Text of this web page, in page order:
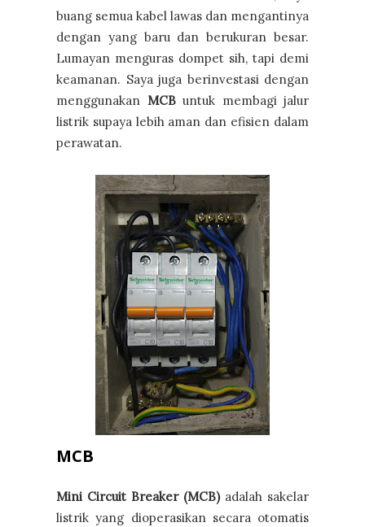
buang semua kabel lawas dan mengantinya
dengan yang baru dan berukuran besar.
Lumayan menguras dompet sih, tapi demi
keamanan. Saya juga berinvestasi dengan
menggunakan MCBuntuk membagi jalur
listrik supaya lebih aman dan efisien dalam
perawatan.
MCB
Mini Circuit Breaker (MCB) adalah sakelar
listrik yang dioperasikan secara otomatis